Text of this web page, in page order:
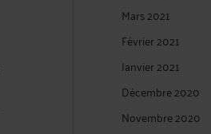
Mars 2021
Février 2021
Janvier 2021
Décembre 2020
Novembre 2020